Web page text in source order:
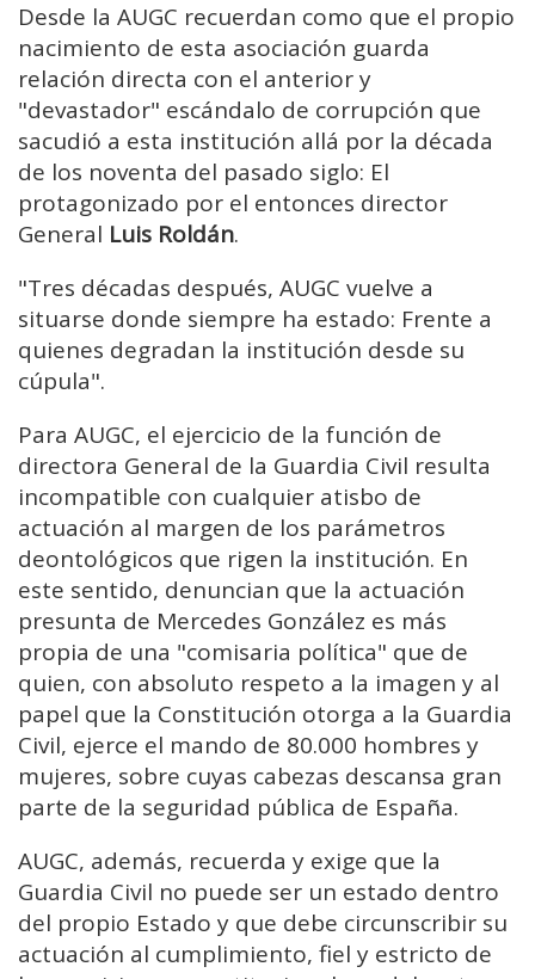
Desde la AUGC recuerdan como que el propio
nacimiento de esta asociación guarda
relación directa con el anterior y
"devastador" escándalo de corrupción que
sacudió a esta institución allá por la década
de los noventa del pasado siglo: El
protagonizado por el entonces director
General Luis Roldán.
"Tres décadas después, AUGC vuelve a
situarse donde siempre ha estado: Frente a
quienes degradan la institución desde su
cúpula".
Para AUGC, el ejercicio de la función de
directora General de la Guardia Civil resulta
incompatible con cualquier atisbo de
actuación al margen de los parámetros
deontológicos que rigen la institución. En
este sentido, denuncian que la actuación
presunta de Mercedes González es más
propia de una "comisaria política" que de
quien, con absoluto respeto a la imagen y al
papel que la Constitución otorga a la Guardia
Civil, ejerce el mando de 80.000 hombres y
mujeres, sobre cuyas cabezas descansa gran
parte de la seguridad pública de España.
AUGC, además, recuerda y exige que la
Guardia Civil no puede ser un estado dentro
del propio Estado y que debe circunscribir su
actuación al cumplimiento, fiel y estricto de